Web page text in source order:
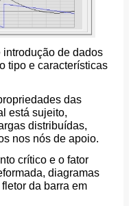
de dados
tipo e características
das
está sujeito,
distribuídas,
nos nós de apoio.
crítico e o fator
diagramas
da barra em